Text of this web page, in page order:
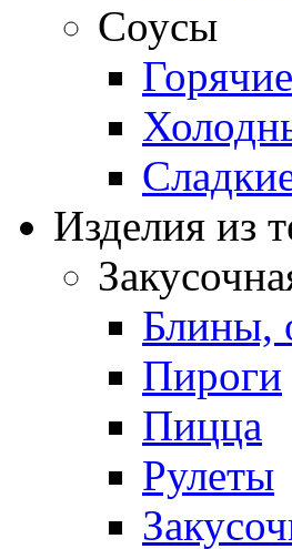
Соусы
Изделия из
Блины,
Пироги
Пицца
Рулеты